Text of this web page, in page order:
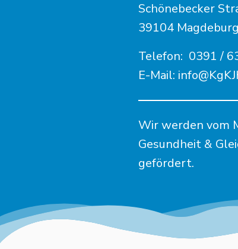
Schönebecker
39104 Magdeburg
Telefon: 0391 /
E-Mail:
Wir werden vom
Gesundheit &
gefördert.